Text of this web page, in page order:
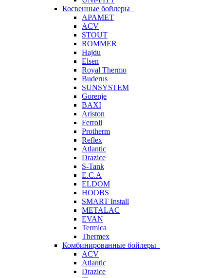
Косвенные бойлеры
APAMET
ACV
STOUT
ROMMER
Hajdu
Elsen
Royal Thermo
Buderus
SUNSYSTEM
Gorenje
BAXI
Ariston
Ferroli
Protherm
Reflex
Atlantic
Drazice
S-Tank
E.C.A
ELDOM
HOOBS
SMART Install
METALAC
EVAN
Termica
Thermex
Комбинированные бойлеры
ACV
Atlantic
Drazice